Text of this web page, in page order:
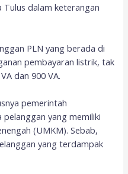
dalam keterangan
PLN yang berada di
pembayaran listrik, tak
dan 900 VA.
pemerintah
yang memiliki
(UMKM). Sebab,
yang terdampak